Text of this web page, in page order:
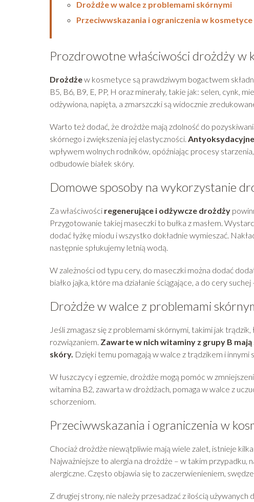
Drożdże w walce z problemami skórnymi
Przeciwwskazania i ograniczenia w
Prozdrowotne właściwości drożdży w
Drożdżew kosmetyce są prawdziwym bogactwem
B5, B6, B9, E, PP, H oraz minerały, takie jak: selen, cynk,
odżywiona, napięta, a zmarszczki są widocznie
Warto też dodać, że drożdże mają zdolność do
skórnego i zwiększenia jej elastyczności.
wpływem wolnych rodników, opóźniając procesy
odbudowie białek skóry.
Domowe sposoby na wykorzystanie
Za właściwości regenerujące i odżywcze drożdży
Przygotowanie takiej maseczki to bułka z masłem.
dodać łyżkę miodu i wszystko dokładnie wymieszać.
następnie spłukujemy letnią wodą.
W zależności od typu cery, do maseczki można dodać
białko jajka, które ma działanie ściągające, a do cery
Drożdże w walce z problemami
Jeśli zmagasz się z problemami skórnymi, takimi jak
rozwiązaniem. Zawarte w nich witaminy z grupy B
skóry. Dzięki temu pomagają w walce z trądzikem i innymi
W łuszczycy i egzemie, drożdże mogą pomóc w
witamina B2, zawarta w drożdżach, pomaga w walce z
schorzeniom.
Przeciwwskazania i ograniczenia w
Chociaż drożdże niewątpliwie mają wiele zalet, istnieje
Najważniejsze to alergia na drożdże – w takim
alergiczne. Często objawia się to zaczerwienieniem,
Z drugiej strony, nie należy przesadzać z ilością